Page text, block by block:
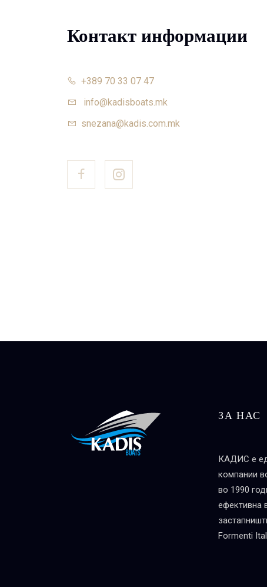
Контакт информации
+389 70 33 07 47
info@kadisboats.mk
snezana@kadis.com.mk
ЗА НАС
КАДИС е
компании
во 1990
ефективна
Formenti